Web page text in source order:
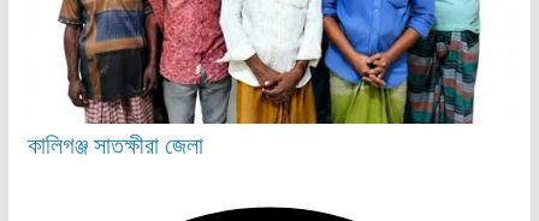
কালিগঞ্জসাতক্ষীরা জেলা